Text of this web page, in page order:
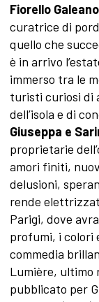
Fiorello Galeano
curatrice di
quello che
è in arrivo
immerso tra le
turisti curiosi di
dell’isola e di
Giuseppa e
proprietarie
amori finiti,
delusioni,
rende
Parigi, dove
profumi, i colori
commedia
Lumière, ultimo
pubblicato per